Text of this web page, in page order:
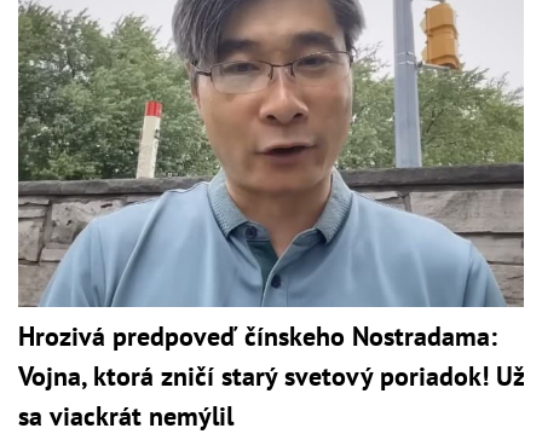
Hrozivá predpoveď čínskeho Nostradama:
Vojna, ktorá zničí starý svetový poriadok! Už
sa viackrát nemýlil